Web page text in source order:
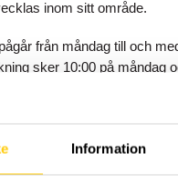
Information
inom sitt område.
från måndag till och
sker 10:00 på måndag
12:00 på fredag
kvar i anläggningen t.o.m.